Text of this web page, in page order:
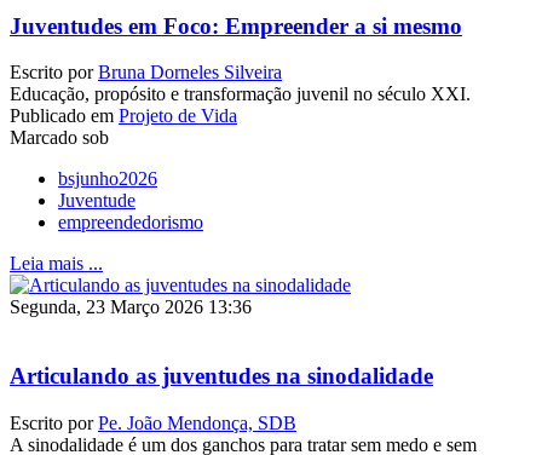
Juventudes em Foco: Empreender a si mesmo
Escrito porBruna Dorneles Silveira
Educação, propósito e transformação juvenil no século XXI.
Publicado em Projeto de Vida
Marcado sob
bsjunho2026
Juventude
empreendedorismo
Leia mais ...
Segunda, 23 Março 2026 13:36
Articulando as juventudes na sinodalidade
Escrito porPe. João Mendonça, SDB
A sinodalidade é um dos ganchos para tratar sem medo e sem